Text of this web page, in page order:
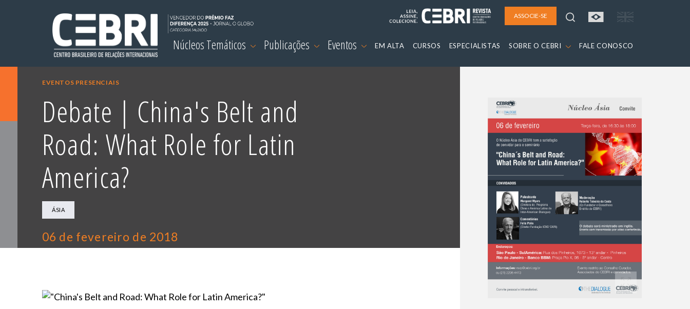
ASSOCIE-SE
Núcleos Temáticos Publicações Eventos EM ALTA CURSOS ESPECIALISTAS SOBRE O CEBRI FALE CONOSCO
EVENTOS PRESENCIAIS
Debate | China's Belt and
Road: What Role for Latin
America?
ÁSIA
06 de fevereiro de 2018